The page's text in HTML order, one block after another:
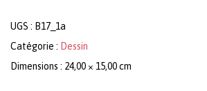
UGS : B17_1a
Catégorie : Dessin
Dimensions : 24,00 × 15,00 cm